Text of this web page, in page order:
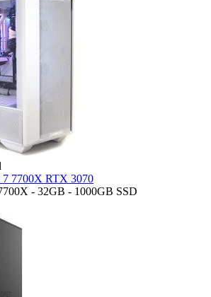
7 7700X RTX 3070
- 32GB - 1000GB SSD